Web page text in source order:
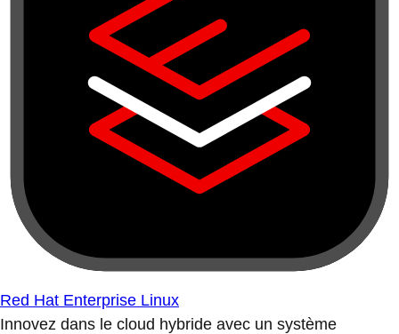
Red Hat Enterprise Linux
Innovez dans le cloud hybride avec un système